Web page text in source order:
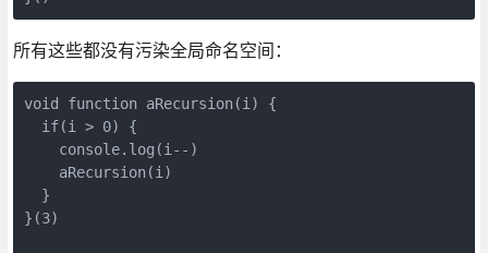
所有这些都没有污染全局命名空间：
void function aRecursion(i) {
  if(i > 0) {
    console.log(i--)
    aRecursion(i)
  }
}(3)